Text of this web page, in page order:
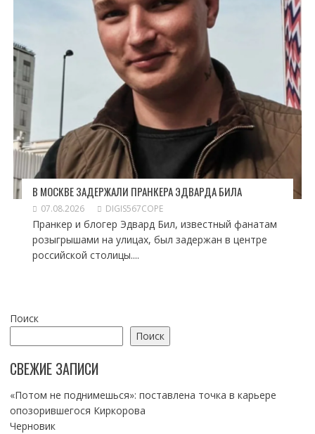
В МОСКВЕ ЗАДЕРЖАЛИ ПРАНКЕРА ЭДВАРДА БИЛА
07.08.2026 DIGIS567COPE
Пранкер и блогер Эдвард Бил, известный фанатам
розыгрышами на улицах, был задержан в центре
российской столицы....
Поиск
Поиск
СВЕЖИЕ ЗАПИСИ
«Потом не поднимешься»: поставлена точка в карьере
опозорившегося Киркорова
Черновик